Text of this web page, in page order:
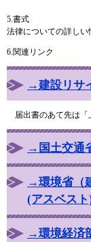
5.書式
法律についての詳しい
6.関連リンク
→建設リサ
届出書のあて先は「
→国土交通
→環境省（
(アスベスト
→環境経済